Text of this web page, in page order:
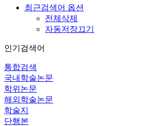
최근검색어 옵션
전체삭제
자동저장끄기
인기검색어
통합검색
국내학술논문
학위논문
해외학술논문
학술지
단행본